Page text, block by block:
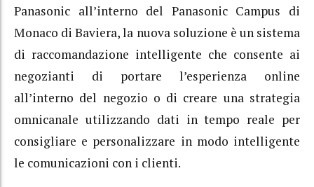
Panasonic all’interno del Panasonic Campus di
Monaco di Baviera, la nuova soluzione è un sistema
di raccomandazione intelligente che consente ai
negozianti di portare l’esperienza online
all’interno del negozio o di creare una strategia
omnicanale utilizzando dati in tempo reale per
consigliare e personalizzare in modo intelligente
le comunicazioni con i clienti.